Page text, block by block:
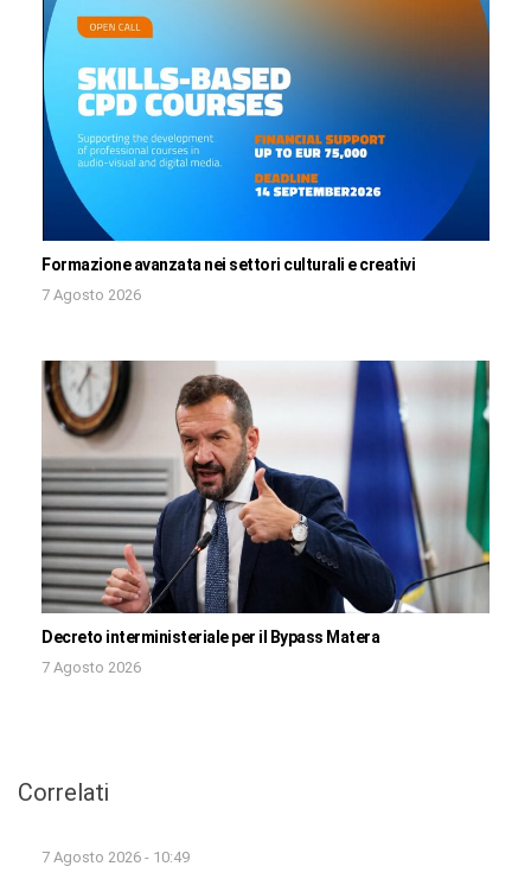
Formazione avanzata nei settori culturali e creativi
7 Agosto 2026
Decreto interministeriale per il Bypass Matera
7 Agosto 2026
Correlati
7 Agosto 2026 - 10:49